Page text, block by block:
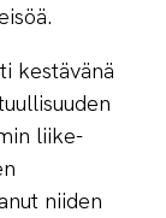
kestävänä
liike-
niiden